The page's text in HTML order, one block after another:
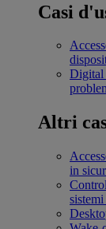
Casi
Digital
Altri
in